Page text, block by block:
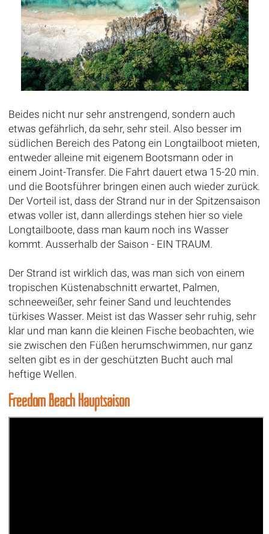
Beides nicht nur sehr anstrengend, sondern auch
etwas gefährlich, da sehr, sehr steil. Also besser im
südlichen Bereich des Patong ein Longtailboot mieten,
entweder alleine mit eigenem Bootsmann oder in
einem Joint-Transfer. Die Fahrt dauert etwa 15-20 min.
und die Bootsführer bringen einen auch wieder zurück.
Der Vorteil ist, dass der Strand nur in der Spitzensaison
etwas voller ist, dann allerdings stehen hier so viele
Longtailboote, dass man kaum noch ins Wasser
kommt. Ausserhalb der Saison - EIN TRAUM.
Der Strand ist wirklich das, was man sich von einem
tropischen Küstenabschnitt erwartet, Palmen,
schneeweißer, sehr feiner Sand und leuchtendes
türkises Wasser. Meist ist das Wasser sehr ruhig, sehr
klar und man kann die kleinen Fische beobachten, wie
sie zwischen den Füßen herumschwimmen, nur ganz
selten gibt es in der geschützten Bucht auch mal
heftige Wellen.
Freedom Beach Hauptsaison